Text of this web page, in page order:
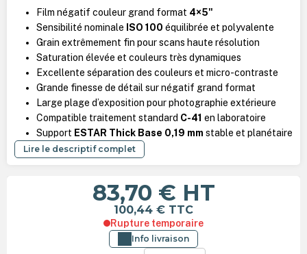
Film négatif couleur grand format 4×5"
Sensibilité nominale ISO 100 équilibrée et polyvalente
Grain extrêmement fin pour scans haute résolution
Saturation élevée et couleurs très dynamiques
Excellente séparation des couleurs et micro-contraste
Grande finesse de détail sur négatif grand format
Large plage d’exposition pour photographie extérieure
Compatible traitement standard C-41 en laboratoire
Support ESTAR Thick Base 0,19 mm stable et planétaire
Lire le descriptif complet
83,70 € HT
100,44 € TTC
Rupture temporaire
Info livraison